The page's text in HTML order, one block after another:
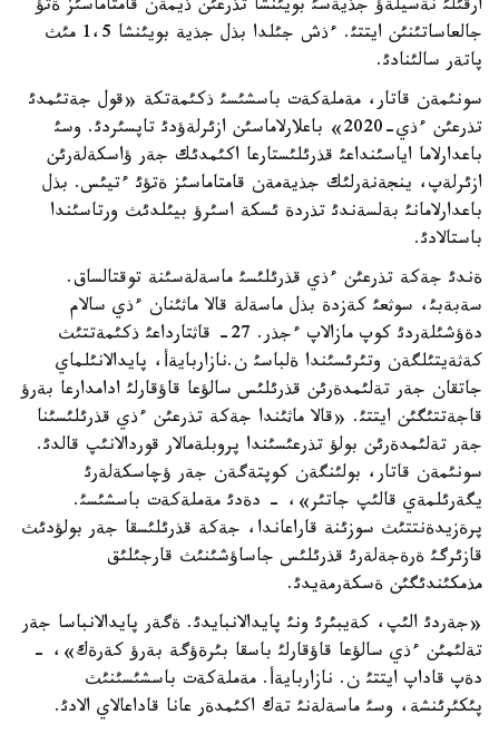
ارقئلئ نةسيلةؤ جذيةسئ بويئنشا تذرعئن ذيمةن قامتاماسئز ةتؤ
جالعاساتئنئن ايتتئ. ءذش جئلدا بذل جذية بويئنشا 1،5 مئث
پاتةر سالئنادئ.
سونئمةن قاتار، مةملةكةت باسشئسئ ذكئمةتكة «قول جةتئمدئ
تذرعئن ءذي-2020» باعلارلاماسئن ازئرلةؤدئ تاپسئردئ. وسئ
باعدارلاما اياسئنداعئ قذرئلئستارعا اكئمدئك جةر ؤاسكةلةرئن
ازئرلةپ، ينجةنةرلئك جذيةمةن قامتاماسئز ةتؤئ ءتيئس. بذل
باعدارلامانئ بةلسةندئ تذردة ئسكة اسئرؤ بيئلدئث ورتاسئندا
باستالادئ.
ةندئ جةكة تذرعئن ءذي قذرئلئسئ ماسةلةسئنة توقتالساق.
سةبةبئ، سوثعئ كةزدة بذل ماسةلة قالا ماثئنان ءذي سالام
دةؤشئلةردئ كوپ مازالاپ ءجذر. 27- قاثتارداعئ ذكئمةتتئث
كةثةيتئلگةن وتئرئسئندا ةلباسئ ن.نازاربايةأ، پايدالانئلماي
جاتقان جةر تةلئمدةرئن قذرئلئس سالؤعا قاؤقارلئ ادامدارعا بةرؤ
قاجةتتئگئن ايتتئ. «قالا ماثئندا جةكة تذرعئن ءذي قذرئلئسئنا
جةر تةلئمدةرئن بولؤ تذرعئسئندا پروبلةمالار قوردالانئپ قالدئ.
سونئمةن قاتار، بولئنگةن كوپتةگةن جةر ؤچاسكةلةرئ
يگةرئلمةي قالئپ جاتئر»، - دةدئ مةملةكةت باسشئسئ.
پرةزيدةنتتئث سوزئنة قاراعاندا، جةكة قذرئلئسقا جةر بولؤدئث
قازئرگئ ةرةجةلةرئ قذرئلئس جاساؤشئنئث قارجئلئق
مذمكئندئگئن ةسكةرمةيدئ.
«جةردئ الئپ، كةيبئرئ ونئ پايدالانبايدئ. ةگةر پايدالانباسا جةر
تةلئمئن ءذي سالؤعا قاؤقارلئ باسقا بئرةؤگة بةرؤ كةرةك»، -
دةپ قاداپ ايتتئ ن. نازاربايةأ. مةملةكةت باسشئسئنئث
پئكئرئنشة، وسئ ماسةلةنئ تةك اكئمدةر عانا قاداعالاي الادئ.